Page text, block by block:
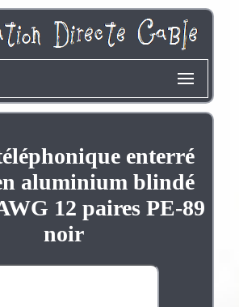
enterré
aluminium blindé
12 paires PE-89
noir